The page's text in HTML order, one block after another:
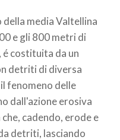
media Valtellina
e gli 800 metri di
costituita da un
detriti di diversa
fenomeno delle
dall'azione erosiva
cadendo, erode e
detriti, lasciando